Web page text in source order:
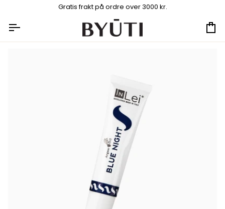
innhold
Gratis frakt på ordre over 3000 kr.